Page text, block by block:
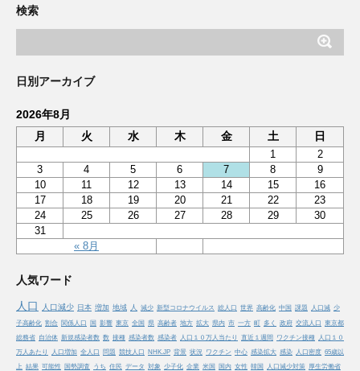
検索
日別アーカイブ
2026年8月
月
火 水 木 金 土 日
« 8月
1
2
3
4 5 6 7 8
9
10
11 12 13 14 15
16
17
18 19 20 21 22
23
24
25 26 27 28 29
30
31
人気ワード
人口
人口減少 日本 増加 地域 人 減少 新型コロナウイルス 総人口 世界 高齢化 中国 課題 人口減 少
子高齢化 割合 関係人口 国 影響 東京 全国 県 高齢者 地方 拡大 県内 市 一方 町 多く 政府 交流人口 東京都
総務省 自治体 新規感染者数 数 接種 感染者数 感染者 人口１０万人当たり 直近１週間 ワクチン接種 人口１０
万人あたり
人口増加 全人口 問題 競技人口 NHK.JP 背景 状況 ワクチン 中心 感染拡大 感染 人口密度 65歳以
上 結果 可能性 国勢調査 うち 住民 データ 対象 少子化 企業 米国 国内 女性 韓国 人口減少対策
厚生労働省